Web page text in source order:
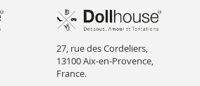
27, rue des Cordeliers,
13100 Aix-en-Provence,
France.